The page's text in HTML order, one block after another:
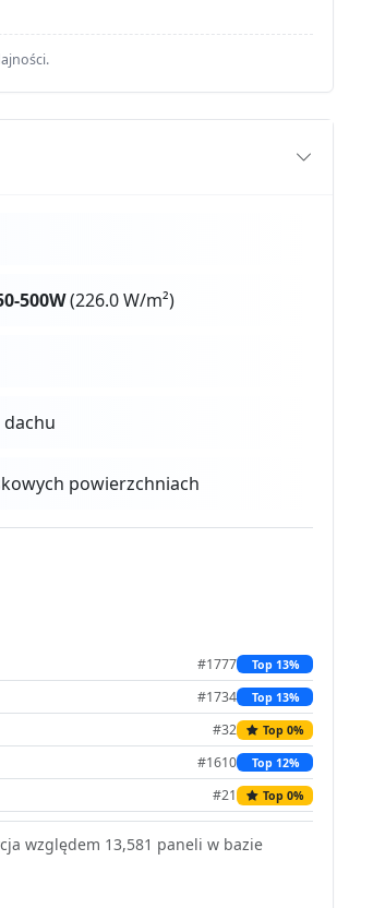
500W(226.0 W/m²)
powierzchniach
#1777 Top 13%
#1734 Top 13%
#32 Top 0%
#1610 Top 12%
#21 Top 0%
względem 13,581 paneli w bazie